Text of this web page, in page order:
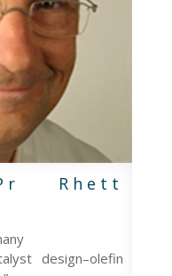
Rhett
design–olefin